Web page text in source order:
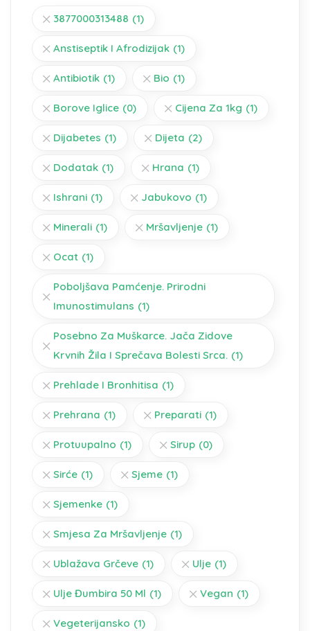
3877000313488 (1)
Anstiseptik I Afrodizijak (1)
Antibiotik (1) Bio (1)
Borove Iglice (0) Cijena Za 1kg (1)
Dijabetes (1) Dijeta (2)
Dodatak (1) Hrana (1)
Ishrani (1) Jabukovo (1)
Minerali (1) Mršavljenje (1)
Ocat (1)
Poboljšava Pamćenje. Prirodni
Imunostimulans (1)
Posebno Za Muškarce. Jača Zidove
Krvnih Žila I Sprečava Bolesti Srca. (1)
Prehlade I Bronhitisa (1)
Prehrana (1) Preparati (1)
Protuupalno (1) Sirup (0)
Sirće (1) Sjeme (1)
Sjemenke (1)
Smjesa Za Mršavljenje (1)
Ublažava Grčeve (1) Ulje (1)
Ulje Đumbira 50 Ml (1) Vegan (1)
Vegeterijansko (1)